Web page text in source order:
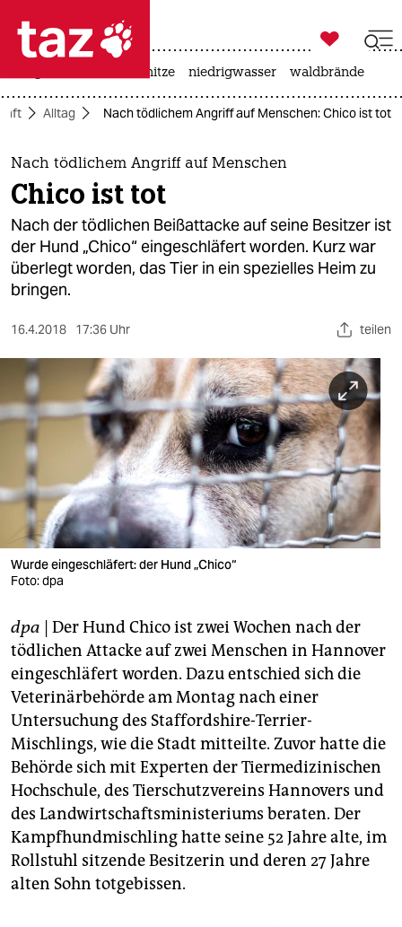
 taz zahl ich
taz zahl ich
themen
politik
öko
gesellschaft
kultur
sport
berlin
nord
wahrheit
verlag
verlag
shop
fragen & hilfe
unterstützen
abo
genossenschaft
epaper login

taz zahl ich
hitze niedrigwasser waldbrände
Alltag Nach tödlichem Angriff auf Menschen: Chico ist tot
Nach tödlichem Angriff auf Menschen
Chico ist tot
Nach der tödlichen Beißattacke auf seine Besitzer ist
der Hund „Chico“ eingeschläfert worden. Kurz war
überlegt worden, das Tier in ein spezielles Heim zu
bringen.
16.4.2018 17:36 Uhr teilen
Wurde eingeschläfert: der Hund „Chico“
Foto: dpa
dpa | Der Hund Chico ist zwei Wochen nach der
tödlichen Attacke auf zwei Menschen in Hannover
eingeschläfert worden. Dazu entschied sich die
Veterinärbehörde am Montag nach einer
Untersuchung des Staffordshire-Terrier-
Mischlings, wie die Stadt mitteilte. Zuvor hatte die
Behörde sich mit Experten der Tiermedizinischen
Hochschule, des Tierschutzvereins Hannovers und
des Landwirtschaftsministeriums beraten. Der
Kampfhundmischling hatte seine 52 Jahre alte, im
Rollstuhl sitzende Besitzerin und deren 27 Jahre
alten Sohn totgebissen.